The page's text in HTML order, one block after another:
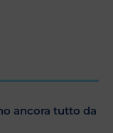
ancora tutto da